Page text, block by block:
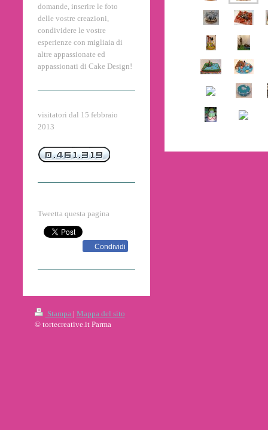
domande, inserire le foto
delle vostre creazioni,
condividere le vostre
esperienze con migliaia di
altre appassionate ed
appassionati di Cake Design!
visitatori dal 15 febbraio
2013
Tweetta questa pagina
Condividi
Stampa | Mappa del sito
© tortecreative.it Parma